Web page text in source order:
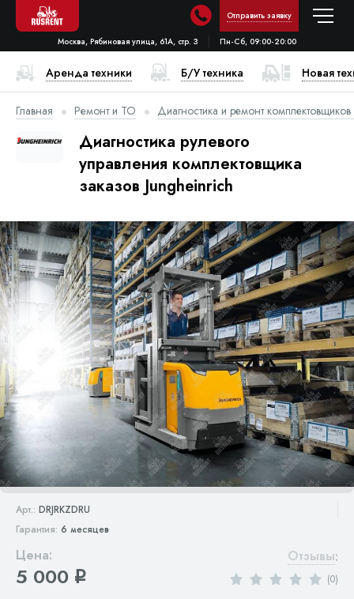
Отправить заявку
Москва, Рябиновая улица, 61А, стр. 3 Пн-Сб, 09:00-20:00
Аренда техники Б/У техника Новая
Главная Ремонт и ТО Диагностика и ремонт комплектовщиков
Диагностика рулевого
управления комплектовщика
заказов Jungheinrich
Арт.: DRJRKZDRU
Гарантия: 6 месяцев
Цена:
5 000 q
Отзывы:
(0)